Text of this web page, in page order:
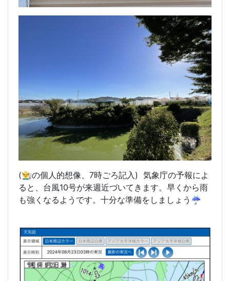
(👨‍🌾の個人的想像、7時ごろ記入) 気象庁の予報によ
ると、台風10号が来週近づいてきます。早くから雨
も強くなるようです。十分な準備をしましょう☔️